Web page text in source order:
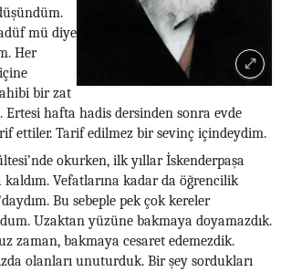
mü diye
Her
bir zat
Ertesi hafta hadis dersinden sonra evde
ettiler. Tarif edilmez bir sevinç içindeydim.
okurken, ilk yıllar İskenderpaşa
Vefatlarına kadar da öğrencilik
Bu sebeple pek çok kereler
Uzaktan yüzüne bakmaya doyamazdık.
zaman, bakmaya cesaret edemezdik.
olanları unuturduk. Bir şey sordukları